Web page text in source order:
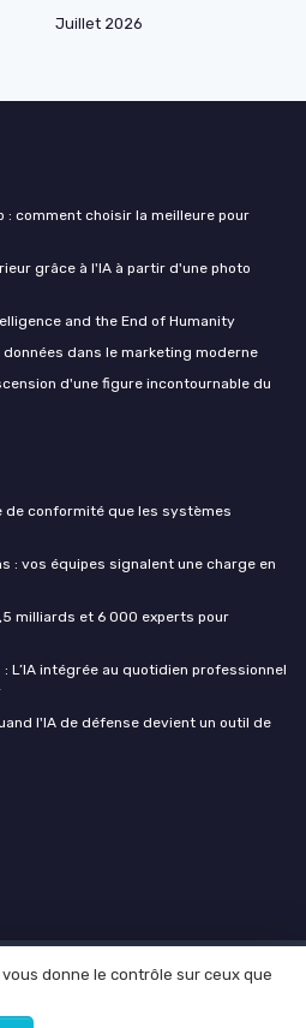
Juillet 2026
: comment choisir la meilleure pour
grâce à l'IA à partir d'une photo
and the End of Humanity
dans le marketing moderne
d'une figure incontournable du
de conformité que les systèmes
: vos équipes signalent une charge en
milliards et 6 000 experts pour
L’IA intégrée au quotidien professionnel
l'IA de défense devient un outil de
de confidentialité
Agence OPEN
donne le contrôle sur ceux que